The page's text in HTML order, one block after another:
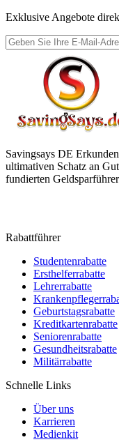
Exklusive Angebote
Savingsays DE
ultimativen Schatz an
fundierten
Rabattführer
Studentenrabatte
Ersthelferrabatte
Lehrerrabatte
Geburtstagsrabatte
Kreditkartenrabatte
Seniorenrabatte
Gesundheitsrabatte
Militärrabatte
Schnelle Links
Über uns
Karrieren
Medienkit